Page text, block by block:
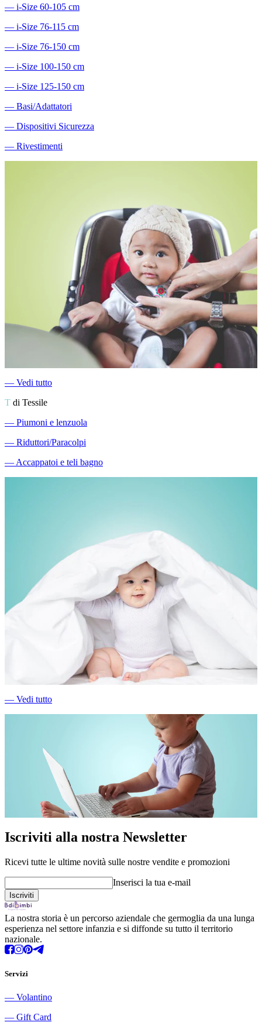
― i-Size 60-105 cm
― i-Size 76-115 cm
― i-Size 76-150 cm
― i-Size 100-150 cm
― i-Size 125-150 cm
― Basi/Adattatori
― Dispositivi Sicurezza
― Rivestimenti
― Vedi tutto
T di Tessile
― Piumoni e lenzuola
― Riduttori/Paracolpi
―Accappatoi e teli bagno
― Vedi tutto
Iscriviti alla nostra Newsletter
Ricevi tutte le ultime novità sulle nostre vendite e promozioni
Inserisci la tua e-mail
La nostra storia è un percorso aziendale che germoglia da una lunga
esperienza nel settore infanzia e si diffonde su tutto il territorio
nazionale.
Servizi
― Volantino
― Gift Card